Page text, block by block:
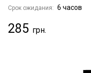
Срок ожидания: 6 часов
285